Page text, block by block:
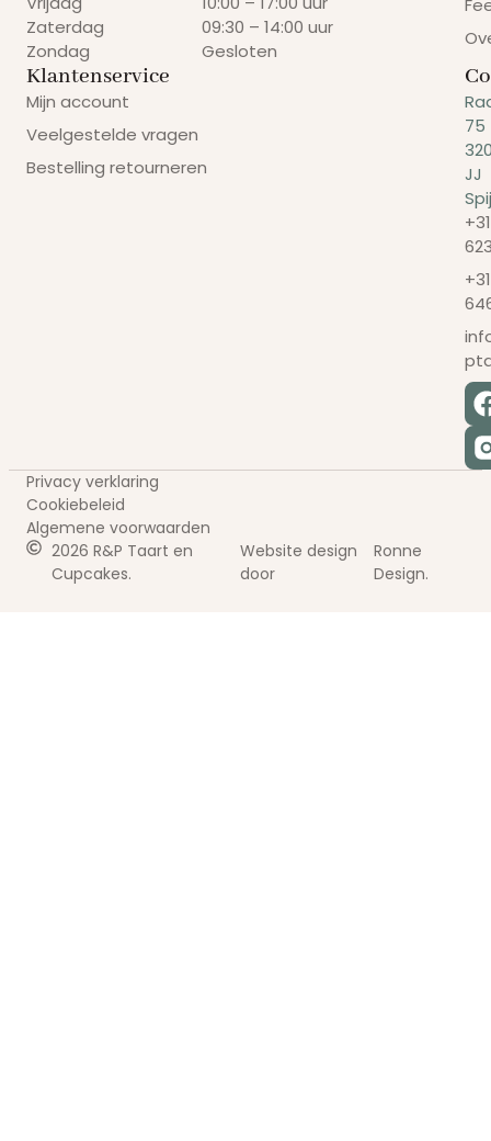
Zaterdag
Zondag
09:30 – 14:00 uur
Gesloten
Klantenservice
Mijn account
Veelgestelde vragen
Bestelling retourneren
75
JJ
2026 R&P Taart en
Cupcakes.
Website design
door
Ronne
Design.
Privacy verklaring
Cookiebeleid
Algemene voorwaarden